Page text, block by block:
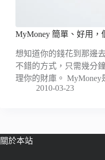
MyMoney 簡單、好用，
想知道你的錢花到那邊
不錯的方式，只需幾分
理你的財庫。
2010-03-23
關於本站